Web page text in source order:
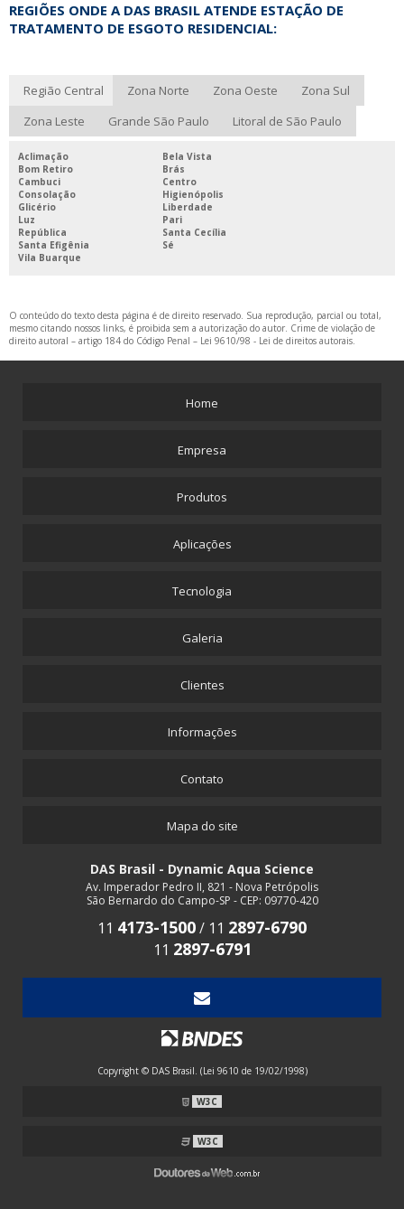
REGIÕES ONDE A DAS BRASIL ATENDE ESTAÇÃO DE
TRATAMENTO DE ESGOTO RESIDENCIAL:
Região Central Zona Norte Zona Oeste
Zona Sul
Zona Leste
Grande São Paulo Litoral de São Paulo
Aclimação
Bela Vista
Bom Retiro
Brás
Cambuci
Centro
Consolação
Higienópolis
Glicério
Liberdade
Luz
Pari
República
Santa Cecília
Santa Efigênia
Sé
Vila Buarque
O conteúdo do texto desta página é de direito reservado. Sua reprodução, parcial ou total,
mesmo citando nossos links, é proibida sem a autorização do autor. Crime de violação de
direito autoral – artigo 184 do Código Penal – Lei 9610/98 - Lei de direitos autorais.
Home
Empresa
Produtos
Aplicações
Tecnologia
Galeria
Clientes
Informações
Contato
Mapa do site
DAS Brasil - Dynamic Aqua Science
Av. Imperador Pedro II, 821 - Nova Petrópolis
São Bernardo do Campo-SP - CEP: 09770-420
11 4173-1500/ 11 2897-6790
11 2897-6791
Copyright © DAS Brasil. (Lei 9610 de 19/02/1998)
W3C
W3C